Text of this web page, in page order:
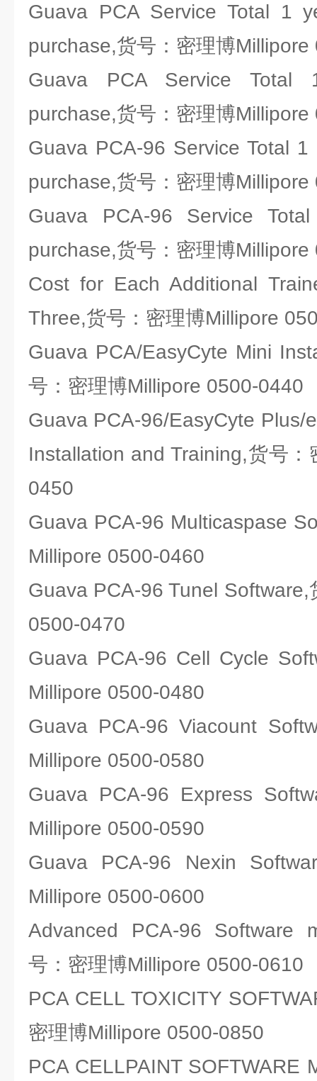
Guava PCA Service Total 1
purchase,货号：密理博
Guava PCA Service
purchase,货号：密理博
Guava PCA-96 Service Total
purchase,货号：密理博
Guava PCA-96 Service
purchase,货号：密理博
Cost for Each Additional
Three,货号：密理博Millipore
Guava PCA/EasyCyte Mini
号：密理博Millipore 0500-0440
Guava PCA-96/EasyCyte Plus/
Installation and Training,货号
0450
Guava PCA-96 Multicaspase
Millipore 0500-0460
Guava PCA-96 Tunel Software,
0500-0470
Guava PCA-96 Cell Cycle
Millipore 0500-0480
Guava PCA-96 Viacount
Millipore 0500-0580
Guava PCA-96 Express
Millipore 0500-0590
Guava PCA-96 Nexin
Millipore 0500-0600
Advanced PCA-96 Software
号：密理博Millipore 0500-0610
PCA CELL TOXICITY
密理博Millipore 0500-0850
PCA CELLPAINT SOFTWARE